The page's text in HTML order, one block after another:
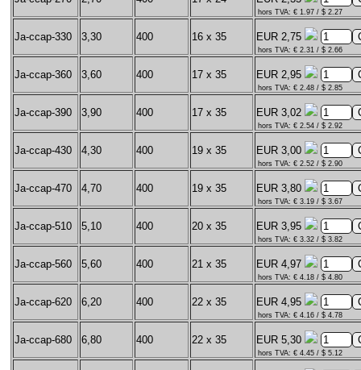
hors TVA: € 1.97 / $ 2.27
Ja-ccap-330 3,30 400 16 x 35 EUR 2,75
hors TVA: € 2.31 / $ 2.66
Ja-ccap-360 3,60 400 17 x 35 EUR 2,95
hors TVA: € 2.48 / $ 2.85
Ja-ccap-390 3,90 400 17 x 35 EUR 3,02
hors TVA: € 2.54 / $ 2.92
Ja-ccap-430 4,30 400 19 x 35 EUR 3,00
hors TVA: € 2.52 / $ 2.90
Ja-ccap-470 4,70 400 19 x 35 EUR 3,80
hors TVA: € 3.19 / $ 3.67
Ja-ccap-510 5,10 400 20 x 35 EUR 3,95
hors TVA: € 3.32 / $ 3.82
Ja-ccap-560 5,60 400 21 x 35 EUR 4,97
hors TVA: € 4.18 / $ 4.80
Ja-ccap-620 6,20 400 22 x 35 EUR 4,95
hors TVA: € 4.16 / $ 4.78
Ja-ccap-680 6,80 400 22 x 35 EUR 5,30
hors TVA: € 4.45 / $ 5.12